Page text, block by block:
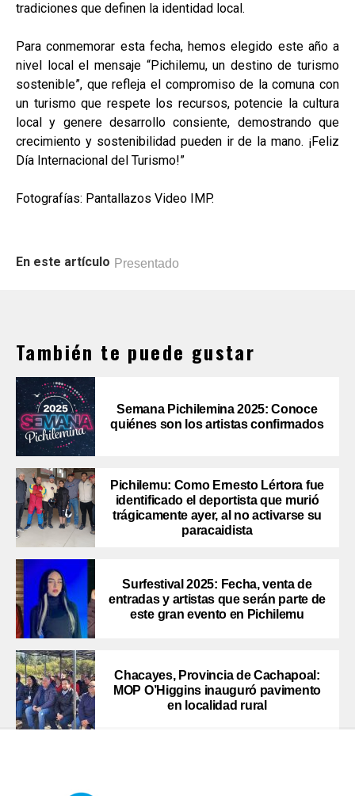
tradiciones que definen la identidad local.
Para conmemorar esta fecha, hemos elegido este año a
nivel local el mensaje “Pichilemu, un destino de turismo
sostenible”, que refleja el compromiso de la comuna con
un turismo que respete los recursos, potencie la cultura
local y genere desarrollo consiente, demostrando que
crecimiento y sostenibilidad pueden ir de la mano. ¡Feliz
Día Internacional del Turismo!”
Fotografías: Pantallazos Video IMP.
En este artículo Presentado
También te puede gustar
Semana Pichilemina 2025: Conoce
quiénes son los artistas confirmados
Pichilemu: Como Ernesto Lértora fue
identificado el deportista que murió
trágicamente ayer, al no activarse su
paracaidista
Surfestival 2025: Fecha, venta de
entradas y artistas que serán parte de
este gran evento en Pichilemu
Chacayes, Provincia de Cachapoal:
MOP O’Higgins inauguró pavimento
en localidad rural